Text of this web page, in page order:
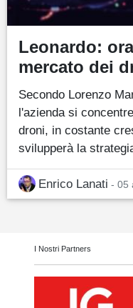
Leonardo:
mercato dei
Secondo Lorenzo
l'azienda si
droni, in costante
svilupperà la
Enrico Lanati - 05
I Nostri Partners